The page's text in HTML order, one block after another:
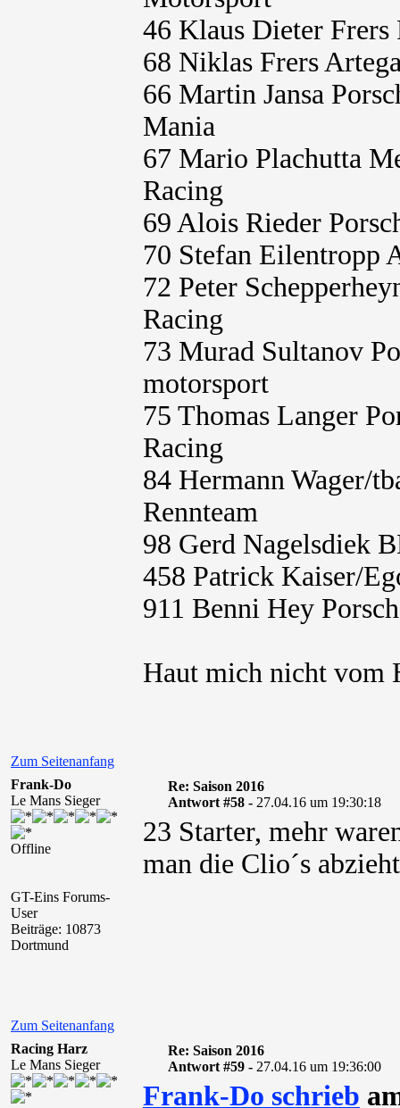
46 Klaus Dieter Frers
68 Niklas Frers
66 Martin Jansa
Mania
67 Mario Plachutta
Racing
69 Alois Rieder
70 Stefan Eilentropp
72 Peter
Racing
73 Murad Sultanov
motorsport
75 Thomas Langer
Racing
84 Hermann Wager/
Rennteam
98 Gerd Nagelsdiek
458 Patrick Kaiser/
911 Benni Hey
Haut mich nicht vom
Zum Seitenanfang
Frank-Do
Le Mans Sieger
Offline
GT-Eins Forums-
User
Beiträge: 10873
Dortmund
Re: Saison 2016
Antwort #58 - 27.04.16 um 19:30:18
23 Starter, mehr
man die Clio´s
Zum Seitenanfang
Racing Harz
Le Mans Sieger
Re: Saison 2016
Antwort #59 - 27.04.16 um 19:36:00
Frank-Do schrieb